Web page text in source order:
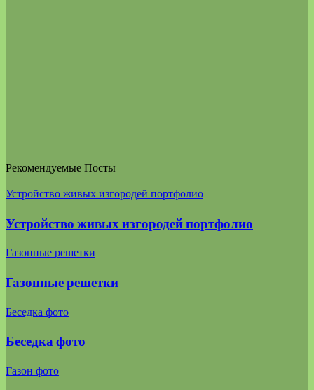
Рекомендуемые Посты
Устройство живых изгородей портфолио
Устройство живых изгородей портфолио
Газонные решетки
Газонные решетки
Беседка фото
Беседка фото
Газон фото